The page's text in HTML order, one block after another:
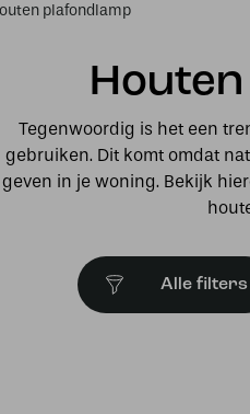
plafondlamp
Tegenwoordig is het een
gebruiken. Dit komt omdat
geven in je woning. Bekijk
Alle filters